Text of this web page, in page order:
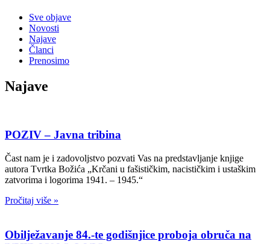
Sve objave
Novosti
Najave
Članci
Prenosimo
Najave
POZIV – Javna tribina
Čast nam je i zadovoljstvo pozvati Vas na predstavljanje knjige
autora Tvrtka Božića „Krčani u fašističkim, nacističkim i ustaškim
zatvorima i logorima 1941. – 1945.“
Pročitaj više »
Obilježavanje 84.-te godišnjice proboja obruča na